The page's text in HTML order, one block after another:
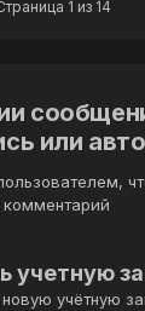
1 из 14
или
комментарий
учетную
новую учётную